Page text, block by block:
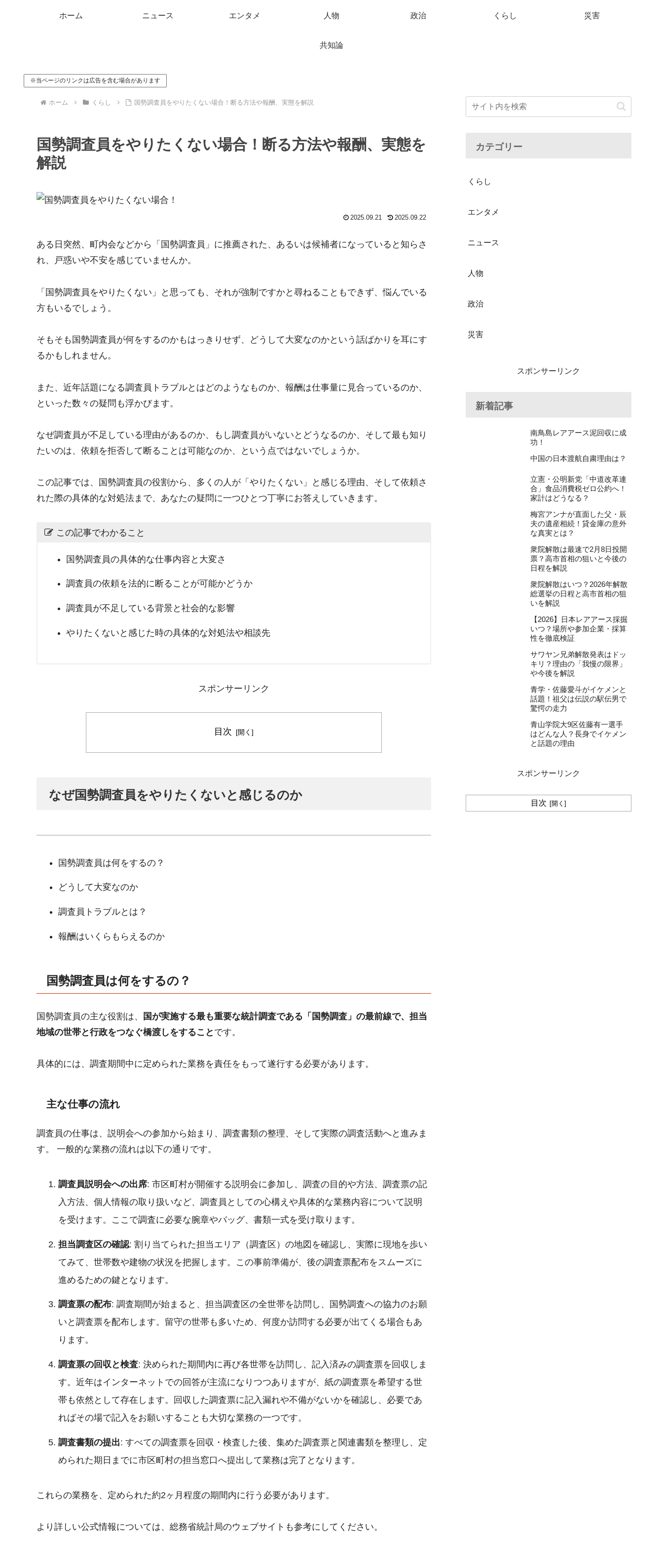
ホーム ニュース エンタメ 人物 政治 くらし 災害
共知論
※当ページのリンクは広告を含む場合があります
ホーム くらし 国勢調査員をやりたくない場合！断る方法や報酬、実態を解説
国勢調査員をやりたくない場合！断る方法や報酬、実態を
解説
2025.09.21 2025.09.22
ある日突然、町内会などから「国勢調査員」に推薦された、あるいは候補者になっていると知らさ
れ、戸惑いや不安を感じていませんか。
「国勢調査員をやりたくない」と思っても、それが強制ですかと尋ねることもできず、悩んでいる
方もいるでしょう。
そもそも国勢調査員が何をするのかもはっきりせず、どうして大変なのかという話ばかりを耳にす
るかもしれません。
また、近年話題になる調査員トラブルとはどのようなものか、報酬は仕事量に見合っているのか、
といった数々の疑問も浮かびます。
なぜ調査員が不足している理由があるのか、もし調査員がいないとどうなるのか、そして最も知り
たいのは、依頼を拒否して断ることは可能なのか、という点ではないでしょうか。
この記事では、国勢調査員の役割から、多くの人が「やりたくない」と感じる理由、そして依頼さ
れた際の具体的な対処法まで、あなたの疑問に一つひとつ丁寧にお答えしていきます。
この記事でわかること
国勢調査員の具体的な仕事内容と大変さ
調査員の依頼を法的に断ることが可能かどうか
調査員が不足している背景と社会的な影響
やりたくないと感じた時の具体的な対処法や相談先
スポンサーリンク
目次
なぜ国勢調査員をやりたくないと感じるのか
国勢調査員は何をするの？
どうして大変なのか
調査員トラブルとは？
報酬はいくらもらえるのか
国勢調査員は何をするの？
国勢調査員の主な役割は、
国が実施する最も重要な統計調査である「国勢調査」の最前線で、担当
地域の世帯と行政をつなぐ橋渡しをすること です。
具体的には、調査期間中に定められた業務を責任をもって遂行する必要があります。
主な仕事の流れ
調査員の仕事は、説明会への参加から始まり、調査書類の整理、そして実際の調査活動へと進みま
す。 一般的な業務の流れは以下の通りです。
調査員説明会への出席: 市区町村が開催する説明会に参加し、調査の目的や方法、調査票の記
入方法、個人情報の取り扱いなど、調査員としての心構えや具体的な業務内容について説明
を受けます。ここで調査に必要な腕章やバッグ、書類一式を受け取ります。
担当調査区の確認: 割り当てられた担当エリア（調査区）の地図を確認し、実際に現地を歩い
てみて、世帯数や建物の状況を把握します。この事前準備が、後の調査票配布をスムーズに
進めるための鍵となります。
調査票の配布: 調査期間が始まると、担当調査区の全世帯を訪問し、国勢調査への協力のお願
いと調査票を配布します。留守の世帯も多いため、何度か訪問する必要が出てくる場合もあ
ります。
調査票の回収と検査: 決められた期間内に再び各世帯を訪問し、記入済みの調査票を回収しま
す。近年はインターネットでの回答が主流になりつつありますが、紙の調査票を希望する世
帯も依然として存在します。回収した調査票に記入漏れや不備がないかを確認し、必要であ
ればその場で記入をお願いすることも大切な業務の一つです。
調査書類の提出: すべての調査票を回収・検査した後、集めた調査票と関連書類を整理し、定
められた期日までに市区町村の担当窓口へ提出して業務は完了となります。
これらの業務を、定められた約2ヶ月程度の期間内に行う必要があります。
より詳しい公式情報については、総務省統計局のウェブサイトも参考にしてください。
カテゴリー
くらし
エンタメ
ニュース
人物
政治
災害
スポンサーリンク
新着記事
南鳥島レアアース泥回収に成
功！
中国の日本渡航自粛理由は？
立憲・公明新党「中道改革連
合」食品消費税ゼロ公約へ！
家計はどうなる？
梅宮アンナが直面した父・辰
夫の遺産相続！貸金庫の意外
な真実とは？
衆院解散は最速で2月8日投開
票？高市首相の狙いと今後の
日程を解説
衆院解散はいつ？2026年解散
総選挙の日程と高市首相の狙
いを解説
【2026】日本レアアース採掘
いつ？場所や参加企業・採算
性を徹底検証
サワヤン兄弟解散発表はドッ
キリ？理由の「我慢の限界」
や今後を解説
青学・佐藤愛斗がイケメンと
話題！祖父は伝説の駅伝男で
驚愕の走力
青山学院大9区佐藤有一選手
はどんな人？長身でイケメン
と話題の理由
スポンサーリンク
目次